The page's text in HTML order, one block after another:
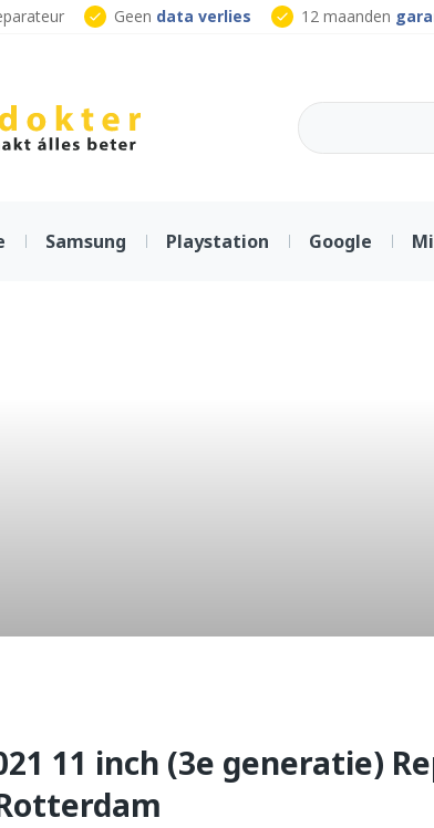
Geen data verlies 12 maanden
Samsung Playstation Google
(3e
11 inch (3e generatie)